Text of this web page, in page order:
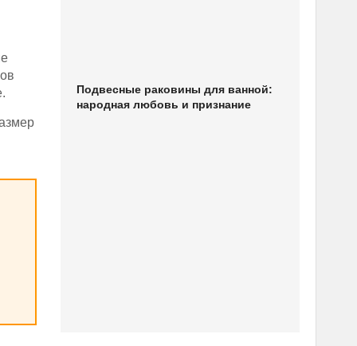
Подвесные раковины для ванной:
народная любовь и признание